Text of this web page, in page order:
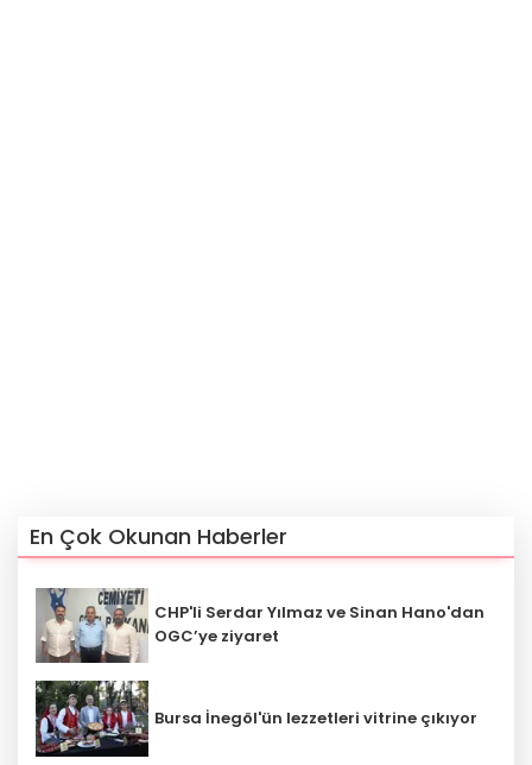
En Çok Okunan Haberler
CHP'li Serdar Yılmaz ve Sinan Hano'dan
OGC’ye ziyaret
Bursa İnegöl'ün lezzetleri vitrine çıkıyor